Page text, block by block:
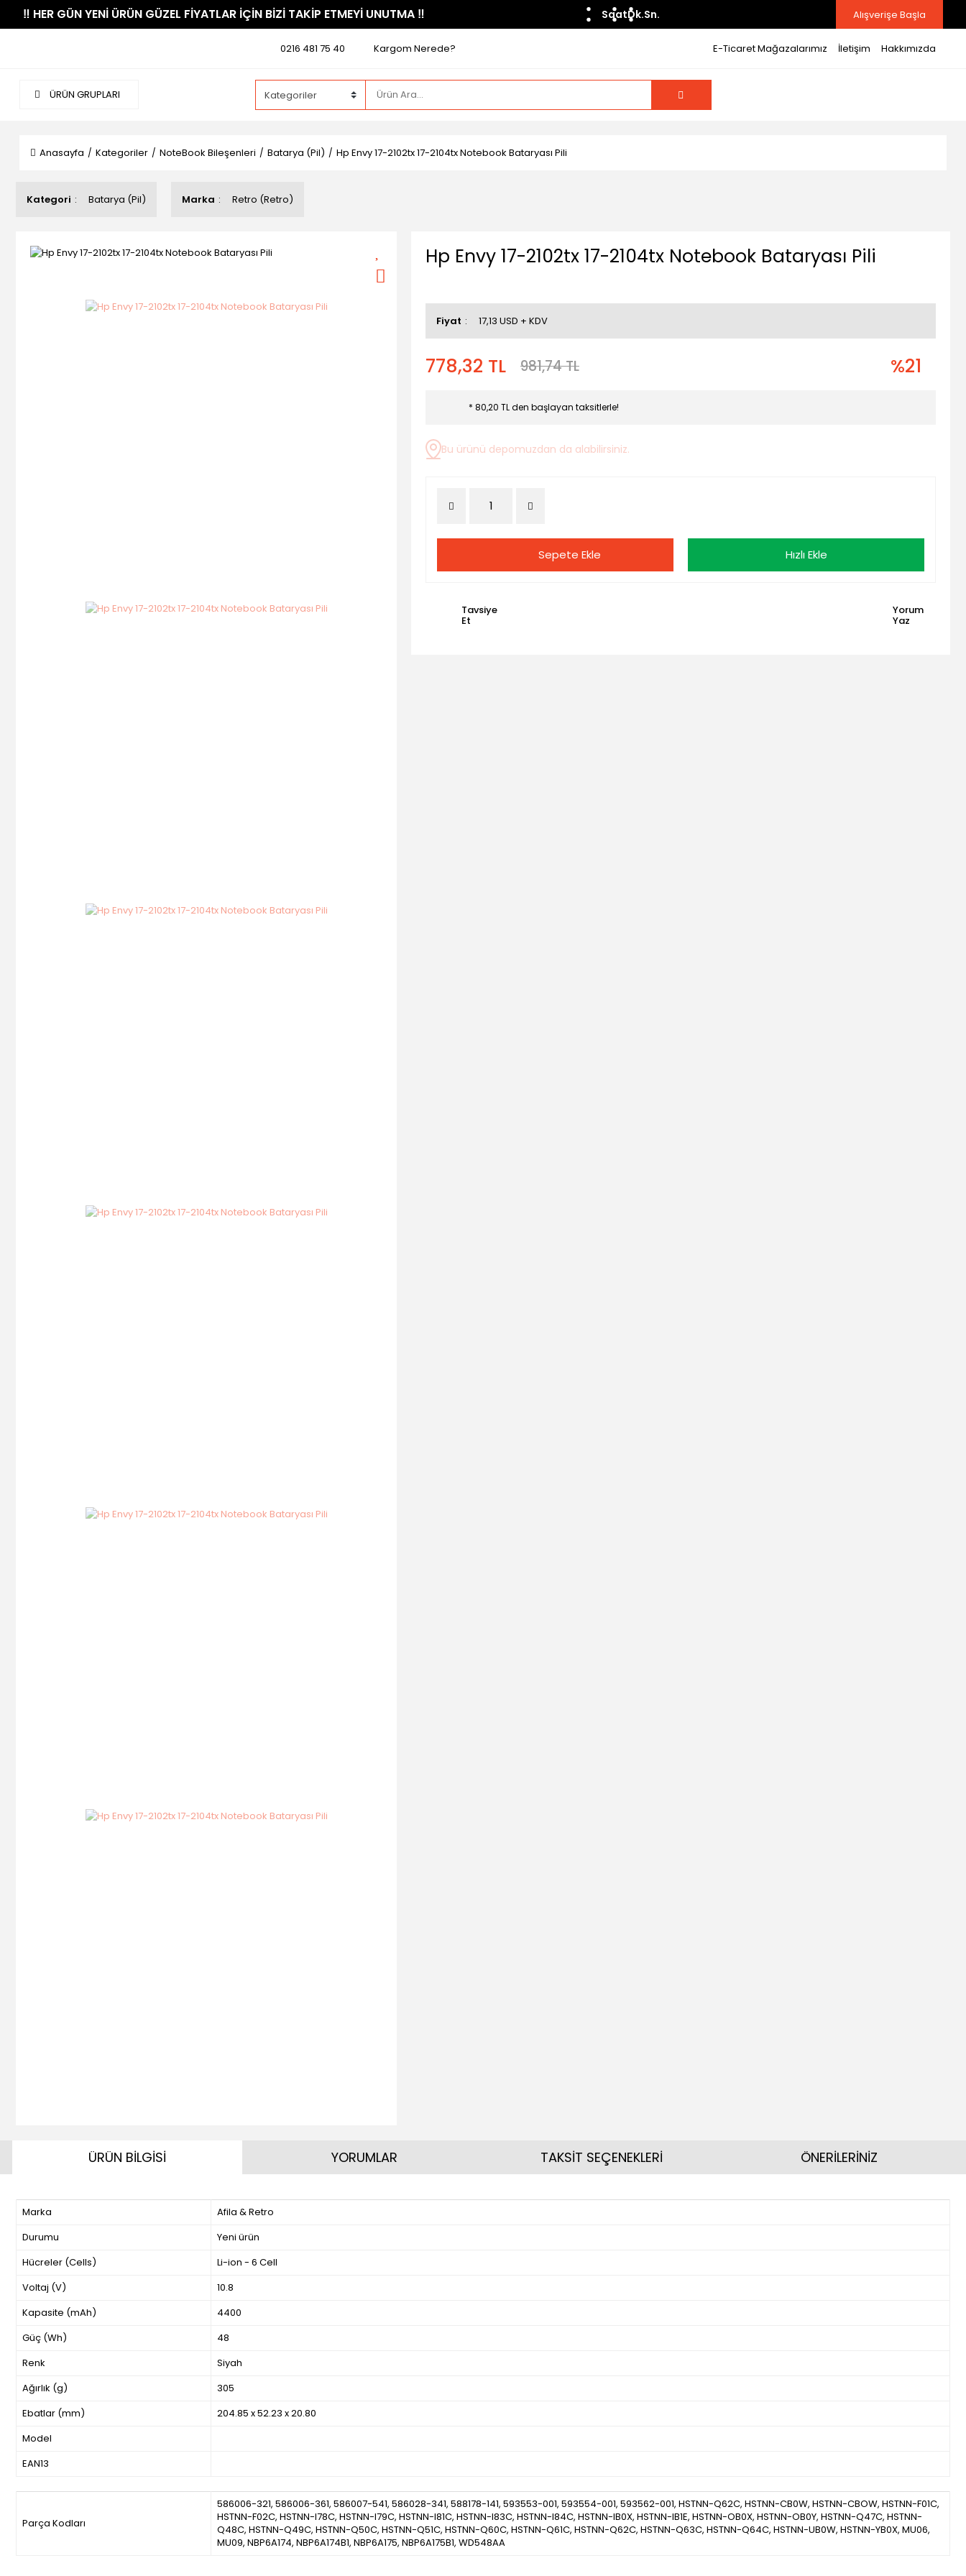
​‼️​ HER GÜN YENİ ÜRÜN GÜZEL FİYATLAR İÇİN BİZİ TAKİP ETMEYİ UNUTMA ​‼️​ SaatDk.Sn. Alışverişe Başla
0216 481 75 40 Kargom Nerede? E-Ticaret Mağazalarımız İletişim Hakkımızda
ÜRÜN GRUPLARI
Anasayfa Kategoriler NoteBook Bileşenleri Batarya (Pil) Hp Envy 17-2102tx 17-2104tx Notebook Bataryası Pili
Kategori Batarya (Pil) Marka Retro (Retro)
Hp Envy 17-2102tx 17-2104tx Notebook Bataryası Pili
Fiyat 17,13 USD + KDV
778,32 TL 981,74 TL %21
* 80,20 TL den başlayan taksitlerle!
Bu ürünü depomuzdan da alabilirsiniz.
Sepete Ekle Hızlı Ekle
Tavsiye
Et
Yorum
Yaz
ÜRÜN BİLGİSİ
Marka
Afila & Retro
Durumu
Yeni ürün
Hücreler (Cells)
Li-ion - 6 Cell
Voltaj (V)
10.8
Kapasite (mAh)
4400
Güç (Wh)
48
Renk
Siyah
Ağırlık (g)
305
Ebatlar (mm)
204.85 x 52.23 x 20.80
Model
EAN13
Parça Kodları
586006-321, 586006-361, 586007-541, 586028-341, 588178-141, 593553-001, 593554-001, 593562-001, HSTNN-Q62C, HSTNN-CB0W, HSTNN-CBOW, HSTNN-F01C,
HSTNN-F02C, HSTNN-I78C, HSTNN-I79C, HSTNN-I81C, HSTNN-I83C, HSTNN-I84C, HSTNN-IB0X, HSTNN-IB1E, HSTNN-OB0X, HSTNN-OB0Y, HSTNN-Q47C, HSTNN-
Q48C, HSTNN-Q49C, HSTNN-Q50C, HSTNN-Q51C, HSTNN-Q60C, HSTNN-Q61C, HSTNN-Q62C, HSTNN-Q63C, HSTNN-Q64C, HSTNN-UB0W, HSTNN-YB0X, MU06,
MU09, NBP6A174, NBP6A174B1, NBP6A175, NBP6A175B1, WD548AA
YORUMLAR TAKSİT SEÇENEKLERİ ÖNERİLERİNİZ